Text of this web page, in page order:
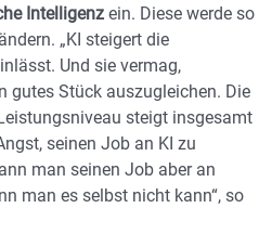
Intelligenz ein. Diese werde so
„KI steigert die
Und sie vermag,
gutes Stück auszugleichen. Die
steigt insgesamt
seinen Job an KI zu
man seinen Job aber an
man es selbst nicht kann“, so